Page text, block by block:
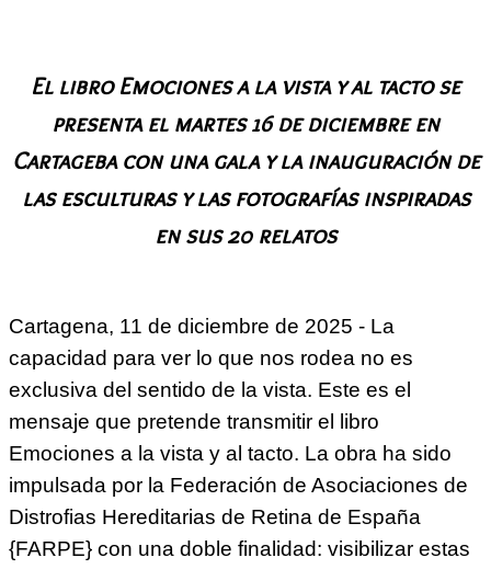
El libro Emociones a la vista y al tacto se
presenta el martes 16 de diciembre en
Cartageba con una gala y la inauguración de
las esculturas y las fotografías inspiradas
en sus 20 relatos
Cartagena, 11 de diciembre de 2025 - La
capacidad para ver lo que nos rodea no es
exclusiva del sentido de la vista. Este es el
mensaje que pretende transmitir el libro
Emociones a la vista y al tacto. La obra ha sido
impulsada por la Federación de Asociaciones de
Distrofias Hereditarias de Retina de España
{FARPE} con una doble finalidad: visibilizar estas